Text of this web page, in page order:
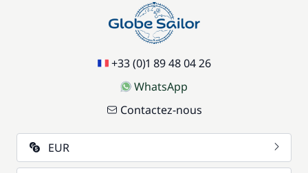
+33 (0)1 89 48 04 26
WhatsApp
Contactez-nous
EUR